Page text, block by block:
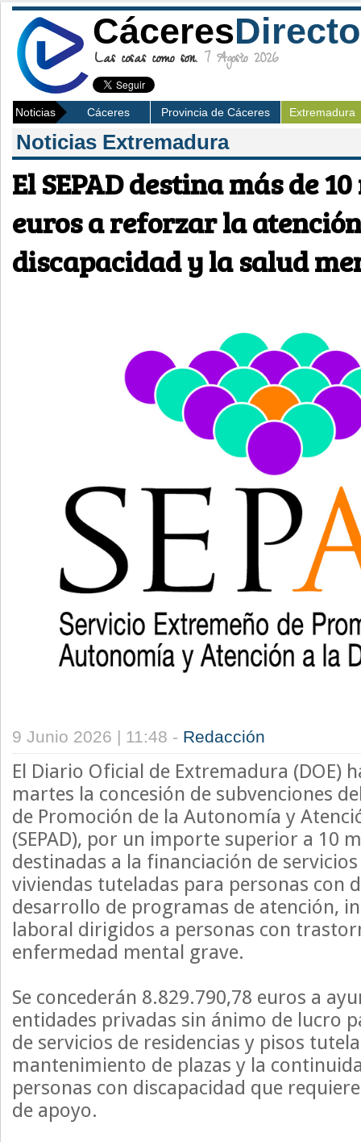
CáceresDirecto
Las cosas como son. 7 Agosto 2026
Noticias Cáceres Provincia de Cáceres Extremadura
Noticias Extremadura
El SEPAD destina más de
euros a reforzar la
discapacidad y la salud
9 Junio 2026 | 11:48 - Redacción
El Diario Oficial de Extremadura (DOE)
martes la concesión de subvenciones
de Promoción de la Autonomía y
(SEPAD), por un importe superior a 10
destinadas a la financiación de
viviendas tuteladas para personas con
desarrollo de programas de atención,
laboral dirigidos a personas con
enfermedad mental grave.
Se concederán 8.829.790,78 euros a
entidades privadas sin ánimo de lucro
de servicios de residencias y pisos
mantenimiento de plazas y la
personas con discapacidad que
de apoyo.